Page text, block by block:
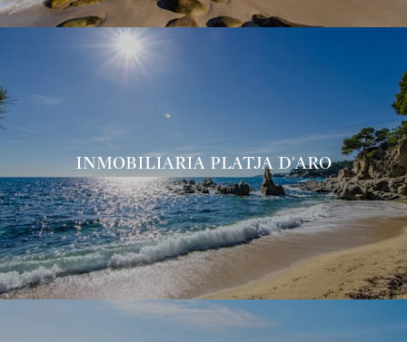
INMOBILIARIA PLATJA D'ARO